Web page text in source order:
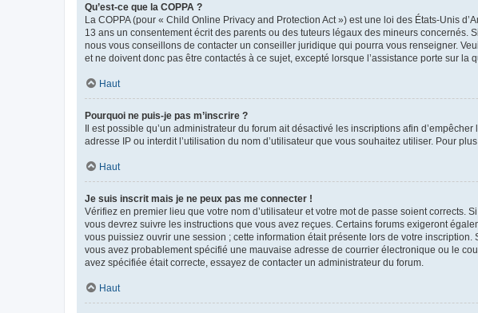
Qu’est-ce que la COPPA ?
La COPPA (pour « Child Online Privacy and Protection Act ») est une loi des États-Unis
13 ans un consentement écrit des parents ou des tuteurs légaux des mineurs concernés.
nous vous conseillons de contacter un conseiller juridique qui pourra vous renseigner.
et ne doivent donc pas être contactés à ce sujet, excepté lorsque l’assistance porte sur
Haut
Pourquoi ne puis-je pas m’inscrire ?
Il est possible qu’un administrateur du forum ait désactivé les inscriptions afin
adresse IP ou interdit l’utilisation du nom d’utilisateur que vous souhaitez utiliser. Pour
Haut
Je suis inscrit mais je ne peux pas me connecter !
Vérifiez en premier lieu que votre nom d’utilisateur et votre mot de passe soient corrects.
vous devrez suivre les instructions que vous avez reçues. Certains forums exigeront
vous puissiez ouvrir une session ; cette information était présente lors de votre
vous avez probablement spécifié une mauvaise adresse de courrier électronique ou le
avez spécifiée était correcte, essayez de contacter un administrateur du forum.
Haut